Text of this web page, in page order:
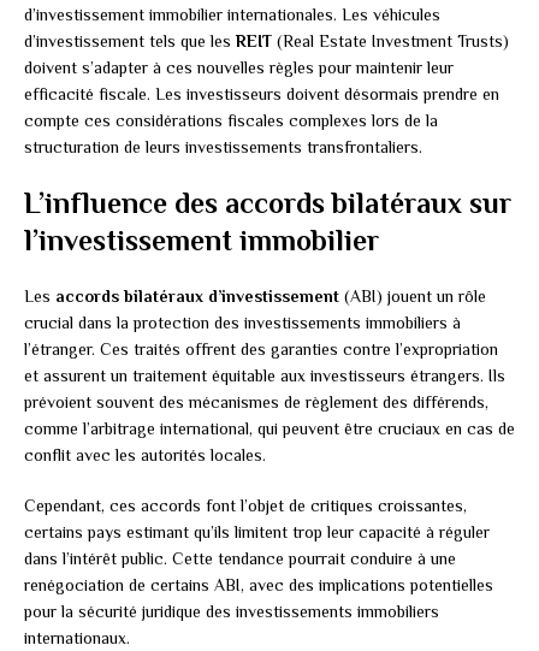
d’investissement immobilier internationales. Les véhicules
d’investissement tels que lesREIT (Real Estate Investment Trusts)
doivent s’adapter à ces nouvelles règles pour maintenir leur
efficacité fiscale. Les investisseurs doivent désormais prendre en
compte ces considérations fiscales complexes lors de la
structuration de leurs investissements transfrontaliers.
L’influence des accords bilatéraux sur
l’investissement immobilier
Les accords bilatéraux d’investissement (ABI) jouent un rôle
crucial dans la protection des investissements immobiliers à
l’étranger. Ces traités offrent des garanties contre l’expropriation
et assurent un traitement équitable aux investisseurs étrangers. Ils
prévoient souvent des mécanismes de règlement des différends,
comme l’arbitrage international, qui peuvent être cruciaux en cas de
conflit avec les autorités locales.
Cependant, ces accords font l’objet de critiques croissantes,
certains pays estimant qu’ils limitent trop leur capacité à réguler
dans l’intérêt public. Cette tendance pourrait conduire à une
renégociation de certains ABI, avec des implications potentielles
pour la sécurité juridique des investissements immobiliers
internationaux.